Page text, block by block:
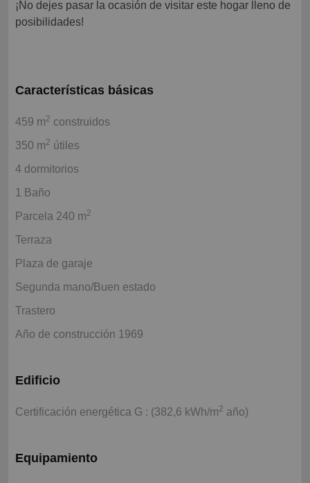
¡No dejes pasar la ocasión de visitar este hogar lleno de
posibilidades!
Características básicas
459 m2 construidos
350 m2 útiles
4 dormitorios
1 Baño
Parcela 240 m2
Terraza
Plaza de garaje
Segunda mano/Buen estado
Trastero
Año de construcción 1969
Edificio
Certificación energética G : (382,6 kWh/m2 año)
Equipamiento